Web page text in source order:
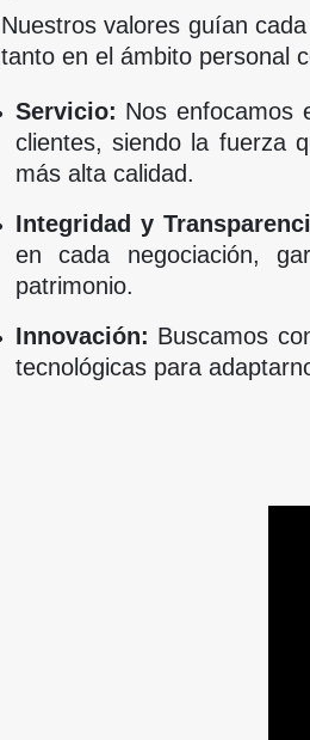
Nuestros valores guían
tanto en el ámbito personal
Servicio: Nos enfocamos
clientes, siendo la fuerza
más alta calidad.
Integridad y
en cada negociación,
patrimonio.
Innovación: Buscamos
tecnológicas para